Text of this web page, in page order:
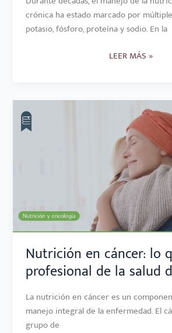
crónica ha estado marcado por
potasio, fósforo, proteína y sodio. En la
LEER MÁS »
Nutrición en cáncer: lo
profesional de la salud
La nutrición en cáncer es un
manejo integral de la enfermedad. El
grupo de
NUTRICIÓN
CÁNCER:
LO
QUE
TODO
PROFESIONAL
DE
LA
SALUD
DEBE
SABER